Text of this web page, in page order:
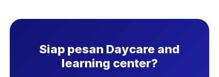
Siap pesan Daycare and
learning center?